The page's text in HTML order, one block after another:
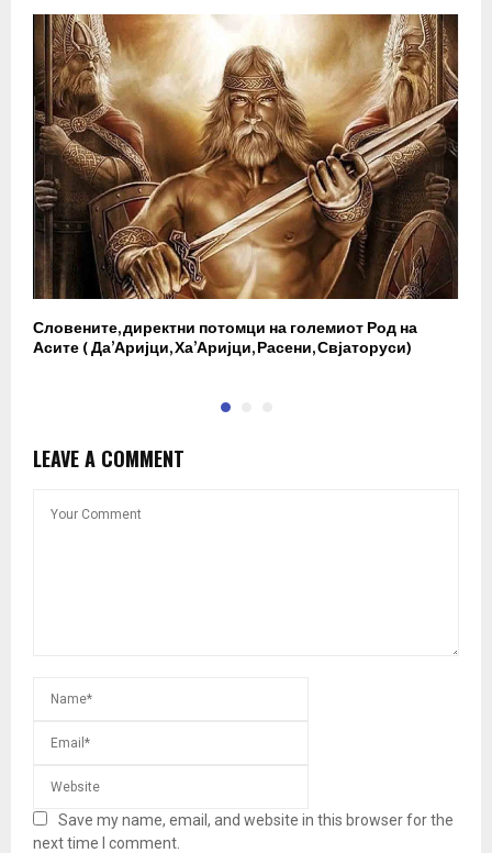
Словените, директни потомци на големиот Род на
Асите ( Да’Аријци, Ха’Аријци, Расени, Свјаторуси)
LEAVE A COMMENT
Save my name, email, and website in this browser for the
next time I comment.